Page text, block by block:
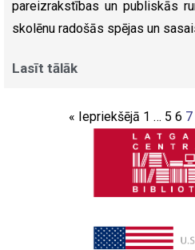
pareizrakstības un publiskās
skolēnu radošās spējas un
Lasīt tālāk
« Iepriekšējā 1 … 5 6 7